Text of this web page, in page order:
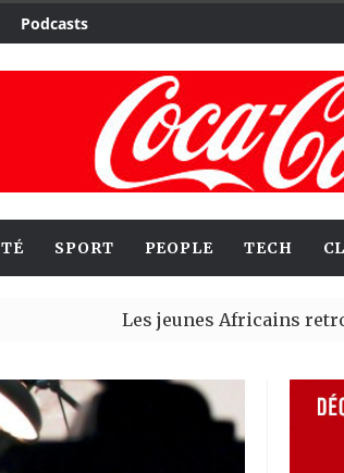
Podcasts
SPORT PEOPLE TECH
Les jeunes Africains retrouvent